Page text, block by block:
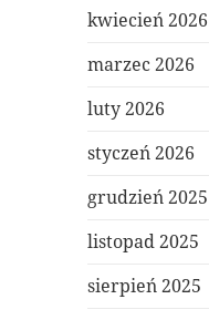
kwiecień 2026
marzec 2026
luty 2026
styczeń 2026
grudzień 2025
listopad 2025
sierpień 2025